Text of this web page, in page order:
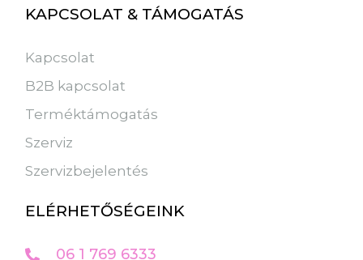
KAPCSOLAT & TÁMOGATÁS
Kapcsolat
B2B kapcsolat
Terméktámogatás
Szerviz
Szervizbejelentés
ELÉRHETŐSÉGEINK
06 1 769 6333